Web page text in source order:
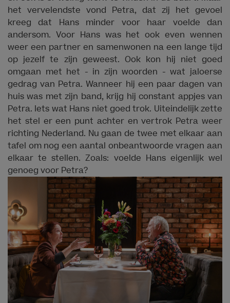
het vervelendste vond Petra, dat zij het gevoel
kreeg dat Hans minder voor haar voelde dan
andersom. Voor Hans was het ook even wennen
weer een partner en samenwonen na een lange tijd
op jezelf te zijn geweest. Ook kon hij niet goed
omgaan met het - in zijn woorden - wat jaloerse
gedrag van Petra. Wanneer hij een paar dagen van
huis was met zijn band, krijg hij constant appjes van
Petra. Iets wat Hans niet goed trok. Uiteindelijk zette
het stel er een punt achter en vertrok Petra weer
richting Nederland. Nu gaan de twee met elkaar aan
tafel om nog een aantal onbeantwoorde vragen aan
elkaar te stellen. Zoals: voelde Hans eigenlijk wel
genoeg voor Petra?